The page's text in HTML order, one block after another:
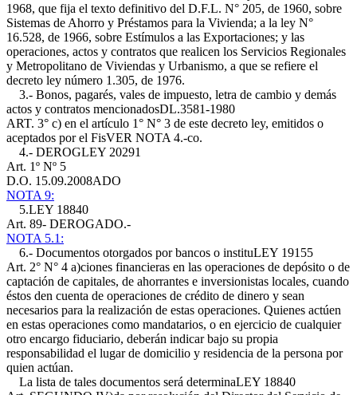
1968, que fija el texto definitivo del D.F.L. N° 205, de 1960, sobre
Sistemas de Ahorro y Préstamos para la Vivienda; a la ley N°
16.528, de 1966, sobre Estímulos a las Exportaciones; y las
operaciones, actos y contratos que realicen los Servicios Regionales
y Metropolitano de Viviendas y Urbanismo, a que se refiere el
decreto ley número 1.305, de 1976.
3.- Bonos, pagarés, vales de impuesto, letra de cambio y demás
actos y contratos mencionadosDL.3581-1980
ART. 3° c) en el artículo 1° N° 3 de este decreto ley, emitidos o
aceptados por el FisVER NOTA 4.-co.
4.- DEROGLEY 20291
Art. 1º Nº 5
D.O. 15.09.2008ADO
NOTA 9:
5.LEY 18840
Art. 89- DEROGADO.-
NOTA 5.1:
6.- Documentos otorgados por bancos o instituLEY 19155
Art. 2° N° 4 a)ciones financieras en las operaciones de depósito o de
captación de capitales, de ahorrantes e inversionistas locales, cuando
éstos den cuenta de operaciones de crédito de dinero y sean
necesarios para la realización de estas operaciones. Quienes actúen
en estas operaciones como mandatarios, o en ejercicio de cualquier
otro encargo fiduciario, deberán indicar bajo su propia
responsabilidad el lugar de domicilio y residencia de la persona por
quien actúan.
La lista de tales documentos será determinaLEY 18840